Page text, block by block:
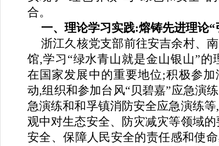
合。
一、理论学习实践:熔铸先进理论“
浙江久核党支部前往安吉余村、
馆,学习“绿水青山就是金山银山”的
在国家发展中的重要地位;积极参
动,组织和参加台风“贝碧嘉”应急演
急演练和和孚镇消防安全应急演练
观中对生态安全、防灾减灾等领域
安全、保障人民安全的责任感和使